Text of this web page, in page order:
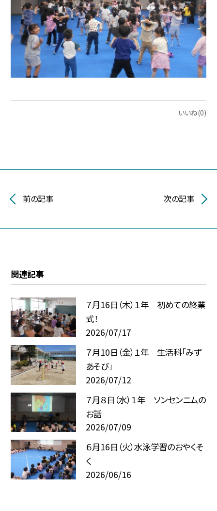
いいね(0)
前の記事 次の記事
関連記事
７月16日（木）１年 初めての終業
式！
2026/07/17
７月10日（金）１年 生活科「みず
あそび」
2026/07/12
７月８日（水）１年 ソンセンニムの
お話
2026/07/09
６月16日（火）水泳学習のおやくそ
く
2026/06/16